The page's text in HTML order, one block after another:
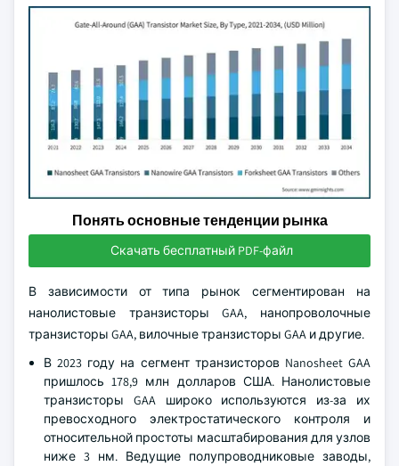
Понять основные тенденции рынка
Скачать бесплатный PDF-файл
В зависимости от типа рынок сегментирован на
нанолистовые транзисторы GAA, нанопроволочные
транзисторы GAA, вилочные транзисторы GAA и другие.
В 2023 году на сегмент транзисторов Nanosheet GAA
пришлось 178,9 млн долларов США. Нанолистовые
транзисторы GAA широко используются из-за их
превосходного электростатического контроля и
относительной простоты масштабирования для узлов
ниже 3 нм. Ведущие полупроводниковые заводы,